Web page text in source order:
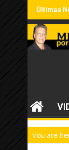
Skip
to
content
Últimas
You are